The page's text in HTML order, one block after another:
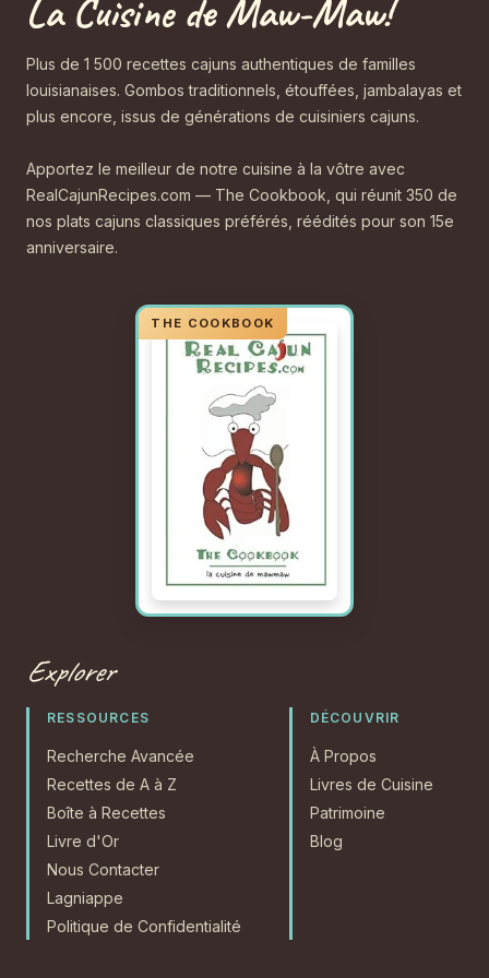
La Cuisine de Maw-Maw!
Plus de 1 500 recettes cajuns authentiques de familles
louisianaises. Gombos traditionnels, étouffées, jambalayas et
plus encore, issus de générations de cuisiniers cajuns.
Apportez le meilleur de notre cuisine à la vôtre avec
RealCajunRecipes.com — The Cookbook, qui réunit 350 de
nos plats cajuns classiques préférés, réédités pour son 15e
anniversaire.
Explorer
RESSOURCES
Recherche Avancée
Recettes de A à Z
Boîte à Recettes
Livre d'Or
Nous Contacter
Lagniappe
Politique de Confidentialité
DÉCOUVRIR
À Propos
Livres de Cuisine
Patrimoine
Blog